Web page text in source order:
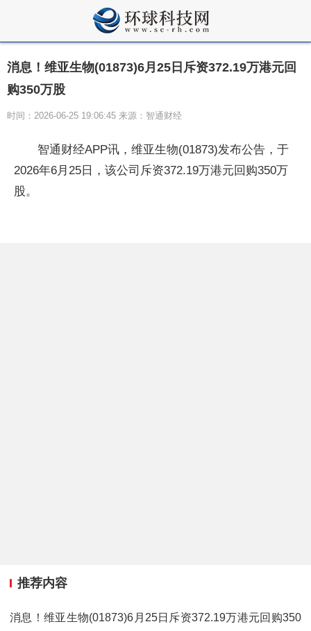
消息！维亚生物(01873)6月25日斥资372.19万港元回
购350万股
时间：2026-06-25 19:06:45 来源：智通财经
智通财经APP讯，维亚生物(01873)发布公告，于
2026年6月25日，该公司斥资372.19万港元回购350万
股。
推荐内容
消息！维亚生物(01873)6月25日斥资372.19万港元回购350